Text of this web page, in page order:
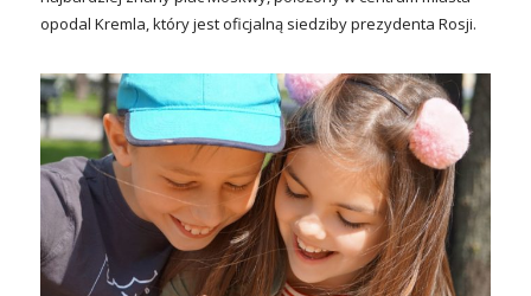
opodal Kremla, który jest oficjalną siedziby prezydenta Rosji.